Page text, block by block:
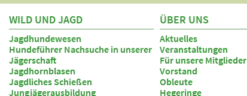
WILD UND JAGD
Jagdhundewesen
Hundeführer Nachsuche in unserer
Jägerschaft
Jagdhornblasen
Jagdliches Schießen
Jungjägerausbildung
ÜBER UNS
Aktuelles
Veranstaltungen
Für unsere Mitglieder
Vorstand
Obleute
Hegeringe